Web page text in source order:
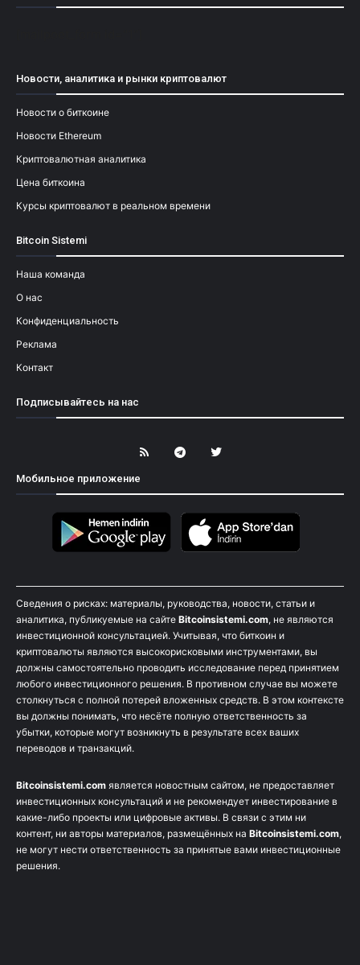
Новости, аналитика и рынки криптовалют
Новости о биткоине
Новости Ethereum
Криптовалютная аналитика
Цена биткоина
Курсы криптовалют в реальном времени
Bitcoin Sistemi
Наша команда
О нас
Конфиденциальность
Реклама
Контакт
Подписывайтесь на нас
Мобильное приложение
Сведения о рисках: материалы, руководства, новости, статьи и
аналитика, публикуемые на сайте Bitcoinsistemi.com, не являются
инвестиционной консультацией. Учитывая, что биткоин и
криптовалюты являются высокорисковыми инструментами, вы
должны самостоятельно проводить исследование перед принятием
любого инвестиционного решения. В противном случае вы можете
столкнуться с полной потерей вложенных средств. В этом контексте
вы должны понимать, что несёте полную ответственность за
убытки, которые могут возникнуть в результате всех ваших
переводов и транзакций.
Bitcoinsistemi.com является новостным сайтом, не предоставляет
инвестиционных консультаций и не рекомендует инвестирование в
какие-либо проекты или цифровые активы. В связи с этим ни
контент, ни авторы материалов, размещённых на Bitcoinsistemi.com,
не могут нести ответственность за принятые вами инвестиционные
решения.